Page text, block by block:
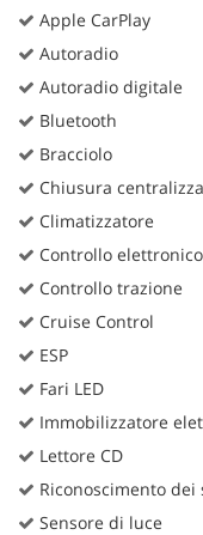
Apple CarPlay
Autoradio
Autoradio digitale
Bluetooth
Bracciolo
Chiusura
Climatizzatore
Controllo
Controllo trazione
Cruise Control
ESP
Fari LED
Immobilizzatore
Lettore CD
Riconoscimento
Sensore di luce